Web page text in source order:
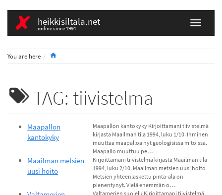
heikkisiltala.net
online since 1994
You are here
TAG: tiivistelma
Maapallon
kantokyky
Maapallon kantokyky Kirjoittamani tiivistelmä
kirjasta Maailman tila 1994, luku 1/10. Ihminen
muuttaa maapalloa nyt geologisissa mitoissa.
Maapallo muuttuu pe…
Maailman metsien
uusi hoito
Kirjoittamani tiivistelmä kirjasta Maailman tila
1994, luku 2/10. Maailman metsien uusi hoito
Metsien yhteenlaskettu pinta-ala on
pienentynyt. Vielä enemmän o…
Valtamerien suojelu Kirjoittamani tiivistelmä